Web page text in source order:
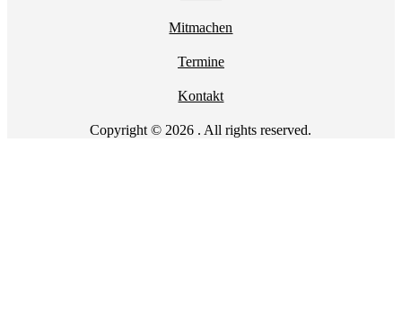
Mitmachen
Termine
Kontakt
Copyright © 2026 . All rights reserved.